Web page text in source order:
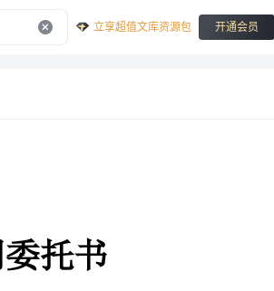
立享超值文库资源包 开通会员